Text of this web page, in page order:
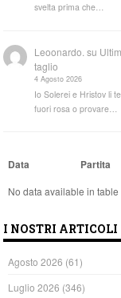
svelta prima che…
Leoonardo. su
taglio
4 Agosto 2026
Io Solerei e Hristov li
fuori rosa o provare…
Data Partita
No data available in table
I NOSTRI ARTICOLI
Agosto 2026 (61)
Luglio 2026 (346)